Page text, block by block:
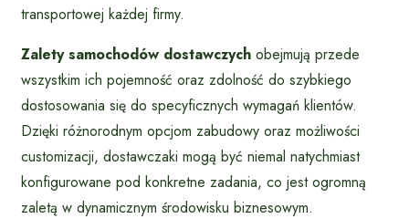
transportowej każdej firmy.
Zalety samochodów dostawczych obejmują przede
wszystkim ich pojemność oraz zdolność do szybkiego
dostosowania się do specyficznych wymagań klientów.
Dzięki różnorodnym opcjom zabudowy oraz możliwości
customizacji, dostawczaki mogą być niemal natychmiast
konfigurowane pod konkretne zadania, co jest ogromną
zaletą w dynamicznym środowisku biznesowym.